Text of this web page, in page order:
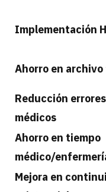
Implementación
Ahorro en
Reducción errores
médicos
Ahorro en tiempo
médico/
Mejora en